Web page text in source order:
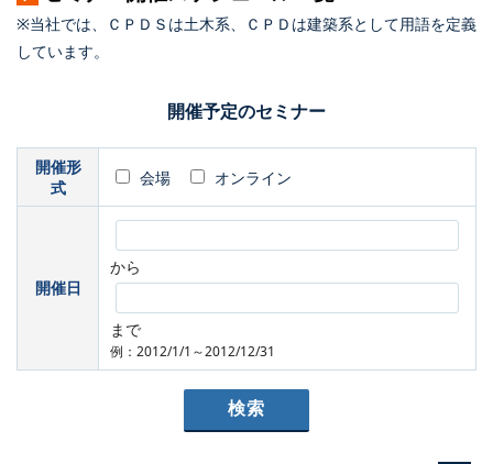
※当社では、ＣＰＤＳは土木系、ＣＰＤは建築系として用語を定義
しています。
開催予定のセミナー
開催形
式
会場 オンライン
開催日
から
まで
例：2012/1/1～2012/12/31